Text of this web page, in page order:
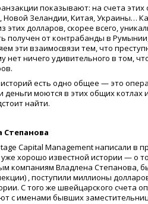
показывают: на счета
Зеландии, Китая, Украины…
этих долларов, скорее всего,
получен от контрабанды в
эти взаимосвязи тем, что
нет ничего удивительного в том,
есть одно общее — это
деньги моются в этих общих
найти.
Степанова
Capital Management написали
хорошо известной истории — о
компаниям Владлена Степанова,
, поступили миллионы
С того же швейцарского счета
с именами бывших